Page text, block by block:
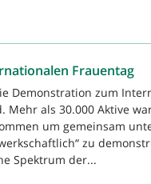
Frauentag
Demonstration zum
Mehr als 30.000 Aktive
um gemeinsam
zu
Spektrum der...